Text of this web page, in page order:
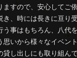
すので、安心してご依
き、時には長きに亘り
う事はもちろん、八代
思いから様々なイベン
貸し出しにも取り組ん